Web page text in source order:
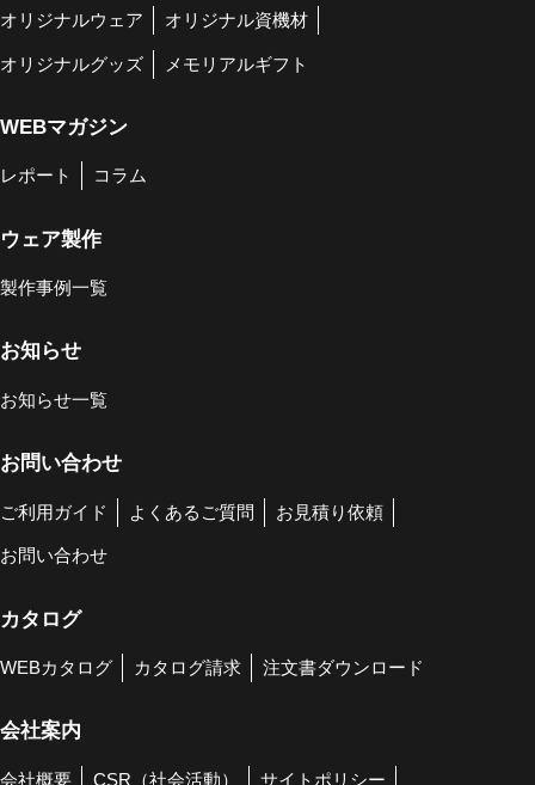
オリジナルウェア オリジナル資機材
オリジナルグッズ メモリアルギフト
WEBマガジン
レポート コラム
ウェア製作
製作事例一覧
お知らせ
お知らせ一覧
お問い合わせ
ご利用ガイド よくあるご質問 お見積り依頼
お問い合わせ
カタログ
WEBカタログ カタログ請求 注文書ダウンロード
会社案内
会社概要 CSR（社会活動） サイトポリシー